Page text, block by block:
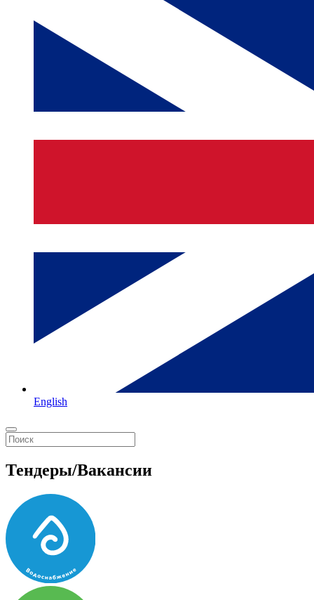
English
Тендеры/Вакансии